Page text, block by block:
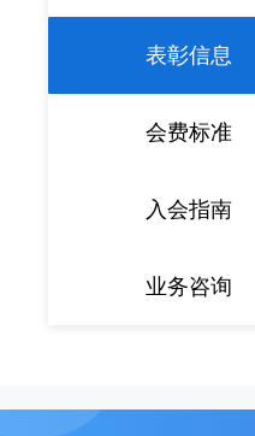
表彰信息
会费标准
入会指南
业务咨询